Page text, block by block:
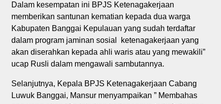
Dalam kesempatan ini BPJS Ketenagakerjaan
memberikan santunan kematian kepada dua warga
Kabupaten Banggai Kepulauan yang sudah terdaftar
dalam program jaminan sosial ketenagakerjaan yang
akan diserahkan kepada ahli waris atau yang mewakili”
ucap Rusli dalam mengawali sambutannya.
Selanjutnya, Kepala BPJS Ketenagakerjaan Cabang
Luwuk Banggai, Mansur menyampaikan ” Membahas